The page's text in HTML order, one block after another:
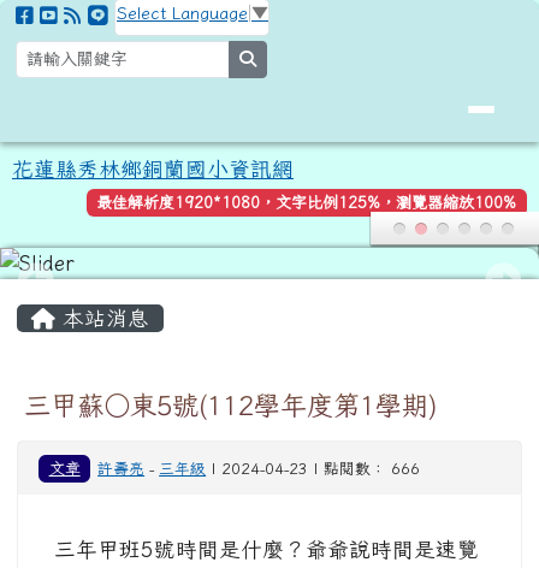
跳至主內容區
花蓮縣秀林鄉銅蘭國小資訊網
Select Language ▼
花蓮縣秀林鄉銅蘭國小資訊網
最佳解析度1920*1080，文字比例125%，瀏覽器縮放100%
本站消息
三甲蘇○東5號(112學年度第1學期)
文章 許壽亮 - 三年級 | 2024-04-23 | 點閱數： 666
三年甲班5號時間是什麼？爺爺說時間是速覽